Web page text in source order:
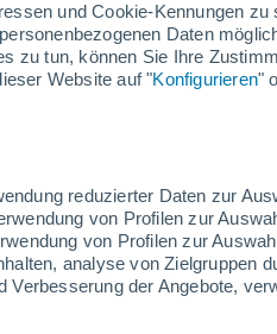
und Cookie-Kennungen zu
Daten
zu tun, können Sie Ihre
Website auf "Konfigurieren"
reduzierter Daten zur
von Profilen zur
von Profilen zur
analyse von Zielgruppen
der Angebote,